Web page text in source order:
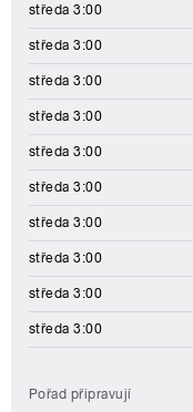
středa 3:00
středa 3:00
středa 3:00
středa 3:00
středa 3:00
středa 3:00
středa 3:00
středa 3:00
středa 3:00
středa 3:00
Pořad připravují